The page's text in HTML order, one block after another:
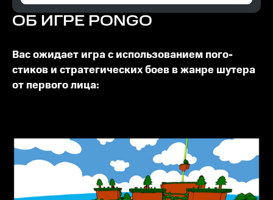
ОБ ИГРЕ PONGO
Вас ожидает игра с использованием пого-
стиков и стратегических боев в жанре шутера
от первого лица: